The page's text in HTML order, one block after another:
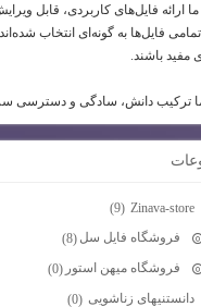
ارائه فایل‌های کاربردی، قابل
فایل‌ها به گونه‌ای انتخاب
مفید باشند.
ترکیب دانش، سادگی و دسترسی
(9)
فروشگاه فایل سل (8)
فروشگاه میهن استور (0)
دانستنیهای زناشویی (0)